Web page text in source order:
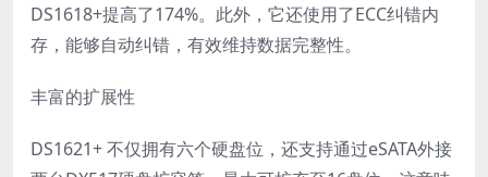
DS1618+提高了174%。此外，它还使用了ECC纠错内
存，能够自动纠错，有效维持数据完整性。
丰富的扩展性
DS1621+ 不仅拥有六个硬盘位，还支持通过eSATA外接